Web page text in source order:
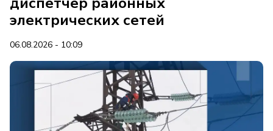
электрических сетей
06.08.2026 - 10:09